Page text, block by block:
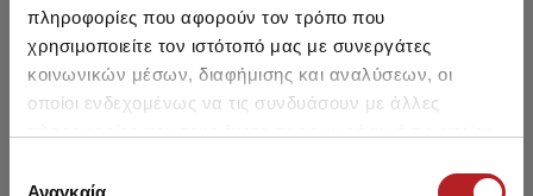
πληροφορίες που αφορούν τον τρόπο που
χρησιμοποιείτε τον ιστότοπό μας με συνεργάτες
κοινωνικών μέσων, διαφήμισης και αναλύσεων, οι
οποίοι ενδεχομένως να τις συνδυάσουν με άλλες
των υπηρεσιών τους.
Αναγκαία
Malawi Triangle Bikini Top
6,85 €